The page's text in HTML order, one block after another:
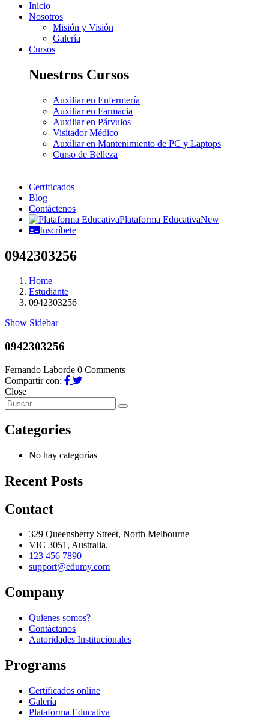
Inicio
Nosotros
Misión y Visión
Galería
Cursos
Nuestros Cursos
Auxiliar en Enfermería
Auxiliar en Farmacia
Auxiliar en Párvulos
Visitador Médico
Auxiliar en Mantenimiento de PC y Laptops
Curso de Belleza
Certificados
Blog
Contáctenos
Plataforma EducativaNew
Inscríbete
0942303256
Home
Estudiante
0942303256
Show Sidebar
0942303256
Fernando Laborde 0 Comments
Compartir con:
Close
Categories
No hay categorías
Recent Posts
Contact
329 Queensberry Street, North Melbourne
VIC 3051, Australia.
123 456 7890
support@edumy.com
Company
Quienes somos?
Contáctanos
Autoridades Institucionales
Programs
Certificados online
Galería
Plataforma Educativa